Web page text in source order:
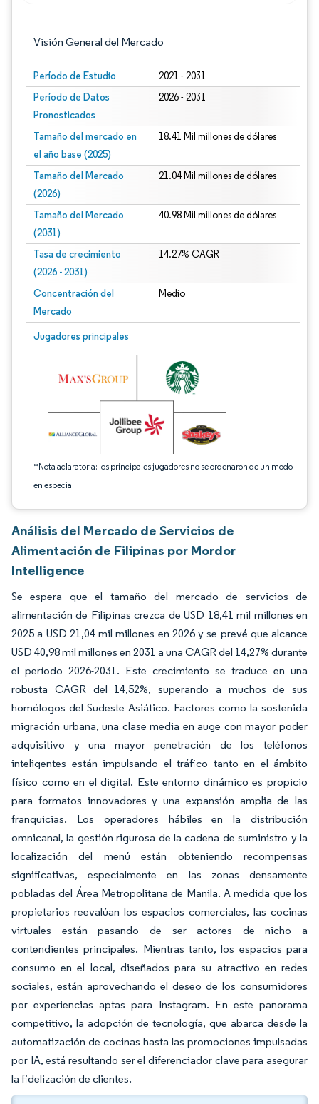
Visión General del Mercado
Período de Estudio 2021 - 2031
Período de Datos
Pronosticados
2026 - 2031
Tamaño del mercado en
el año base (2025)
18.41 Mil millones de dólares
Tamaño del Mercado
(2026)
21.04 Mil millones de dólares
Tamaño del Mercado
(2031)
40.98 Mil millones de dólares
Tasa de crecimiento
(2026 - 2031)
14.27% CAGR
Concentración del
Mercado
Medio
Jugadores principales
*Nota aclaratoria: los principales jugadores no se ordenaron de un modo
en especial
Imagen © Mordor Intelligence. El uso requiere atribución según CC BY 4.0.
Análisis del Mercado de Servicios de
Alimentación de Filipinas por Mordor
Intelligence
Se espera que el tamaño del mercado de servicios de
alimentación de Filipinas crezca de USD 18,41 mil millones en
2025 a USD 21,04 mil millones en 2026 y se prevé que alcance
USD 40,98 mil millones en 2031 a una CAGR del 14,27% durante
el período 2026-2031. Este crecimiento se traduce en una
robusta CAGR del 14,52%, superando a muchos de sus
homólogos del Sudeste Asiático. Factores como la sostenida
migración urbana, una clase media en auge con mayor poder
adquisitivo y una mayor penetración de los teléfonos
inteligentes están impulsando el tráfico tanto en el ámbito
físico como en el digital. Este entorno dinámico es propicio
para formatos innovadores y una expansión amplia de las
franquicias. Los operadores hábiles en la distribución
omnicanal, la gestión rigurosa de la cadena de suministro y la
localización del menú están obteniendo recompensas
significativas, especialmente en las zonas densamente
pobladas del Área Metropolitana de Manila. A medida que los
propietarios reevalúan los espacios comerciales, las cocinas
virtuales están pasando de ser actores de nicho a
contendientes principales. Mientras tanto, los espacios para
consumo en el local, diseñados para su atractivo en redes
sociales, están aprovechando el deseo de los consumidores
por experiencias aptas para Instagram. En este panorama
competitivo, la adopción de tecnología, que abarca desde la
automatización de cocinas hasta las promociones impulsadas
por IA, está resultando ser el diferenciador clave para asegurar
la fidelización de clientes.